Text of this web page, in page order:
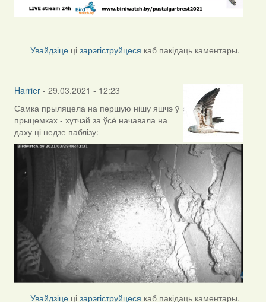
Увайдзіце цізарэгіструйцеся каб пакідаць каментары.
Harrier- 29.03.2021 - 12:23
Самка прыляцела на першую нішу яшчэ ў
прыцемках - хутчэй за ўсё начавала на
даху ці недзе паблізу:
Увайдзіце цізарэгіструйцеся каб пакідаць каментары.